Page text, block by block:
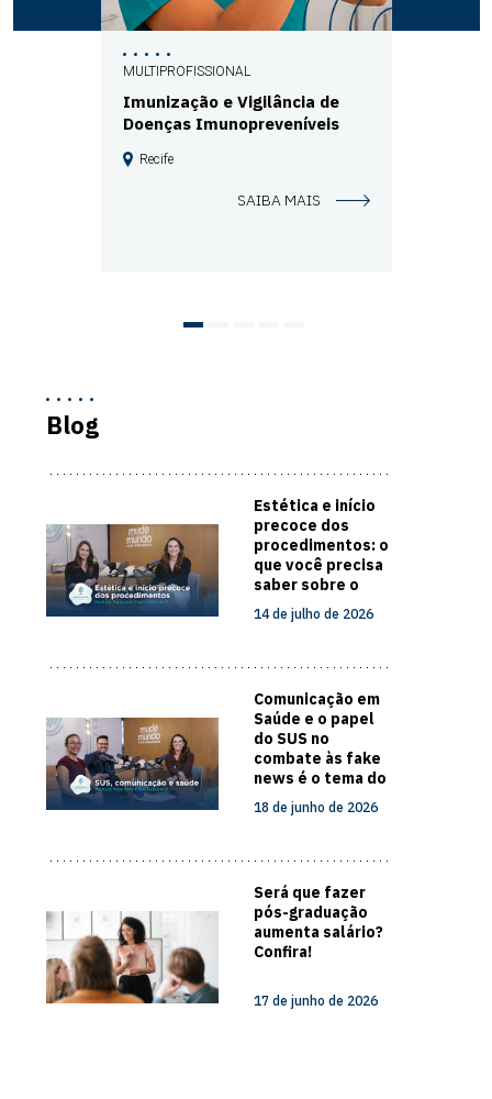
MULTIPROFISSIONAL
Imunização e Vigilância de
Doenças Imunopreveníveis
Recife
SAIBA MAIS
Blog
Estética e início
precoce dos
procedimentos: o
que você precisa
saber sobre o
cuidado com a
pele
14 de julho de 2026
Comunicação em
Saúde e o papel
do SUS no
combate às fake
news é o tema do
novo episódio do
Papo com
18 de junho de 2026
Será que fazer
pós-graduação
aumenta salário?
Confira!
17 de junho de 2026